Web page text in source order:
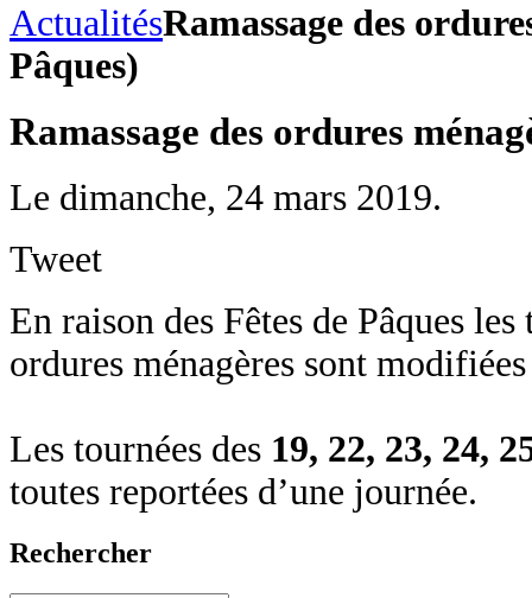
ActualitésRamassage des
Pâques)
Ramassage des ordures
Le dimanche, 24 mars 2019.
Tweet
En raison des Fêtes de Pâques les
ordures ménagères sont
Les tournées des 19, 22, 23, 24,
toutes reportées d’une journée.
Rechercher